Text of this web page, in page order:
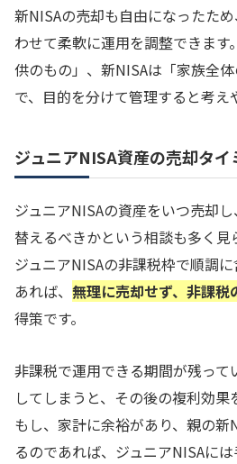
新NISAの売却も自由になったた
わせて柔軟に運用を調整できます
供のもの」、新NISAは「家族全
で、目的を分けて管理すると考え
ジュニアNISA資産の売却タイ
ジュニアNISAの資産をいつ売却
替えるべきかという相談も多く見
ジュニアNISAの非課税枠で順調
あれば、 無理に売却せず、非課税
得策です。
非課税で運用できる期間が残っ
してしまうと、その後の複利効果
もし、家計に余裕があり、親の新
るのであれば、ジュニアNISAに